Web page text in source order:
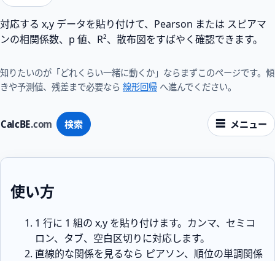
CalcBE.com 検索 メニュー
対応する x,y データを貼り付けて、Pearson または スピアマ
ンの相関係数、p 値、R²、散布図をすばやく確認できます。
知りたいのが「どれくらい一緒に動くか」ならまずこのページです。傾
きや予測値、残差まで必要なら 線形回帰 へ進んでください。
使い方
1 行に 1 組の x,y を貼り付けます。カンマ、セミコ
ロン、タブ、空白区切りに対応します。
直線的な関係を見るなら ピアソン、順位の単調関係